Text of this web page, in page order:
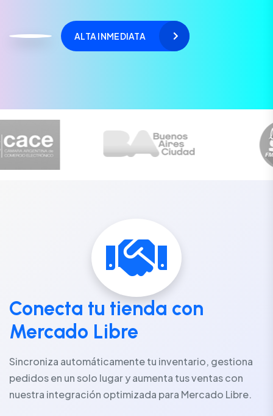
ALTA INMEDIATA
Conecta tu tienda con
Mercado Libre
Sincroniza automáticamente tu inventario, gestiona
pedidos en un solo lugar y aumenta tus ventas con
nuestra integración optimizada para Mercado Libre.